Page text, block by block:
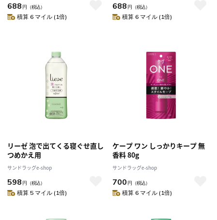
688 円 （税込）
積算 6 マイル (1倍)
688 円 （税込）
積算 6 マイル (1倍)
リーゼ 泡で出てくる寝ぐせ直し
つめかえ用
サンドラッグe-shop
598 円 （税込）
積算 5 マイル (1倍)
ケープ ワン しっかりキープ 無
香料 80g
サンドラッグe-shop
700 円 （税込）
積算 6 マイル (1倍)